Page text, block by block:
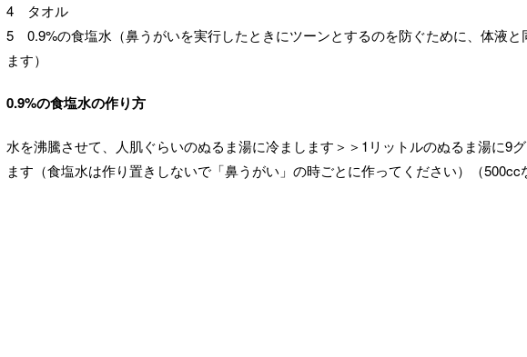
4 タオル
5 0.9%の食塩水（鼻うがいを実行したときにツーンとするのを防ぐために、体液と
ます）
0.9%の食塩水の作り方
水を沸騰させて、人肌ぐらいのぬるま湯に冷まします＞＞1リットルのぬるま湯に9
ます（食塩水は作り置きしないで「鼻うがい」の時ごとに作ってください）（500cc